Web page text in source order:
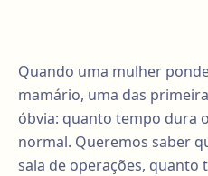
Quando uma mulher
mamário, uma das
óbvia: quanto tempo dura
normal. Queremos saber
sala de operações,